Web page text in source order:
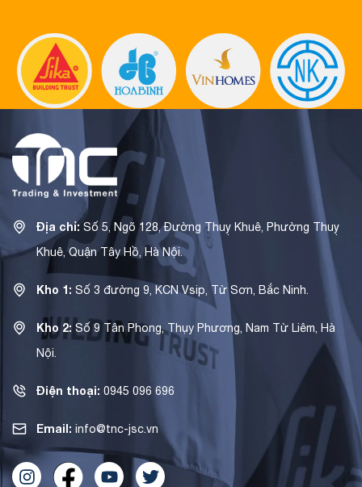
Địa chỉ: Số 5, Ngõ 128, Đường Thuỵ Khuê, Phường Thuỵ
Khuê, Quận Tây Hồ, Hà Nội.
Kho 1: Số 3 đường 9, KCN Vsip, Từ Sơn, Bắc Ninh.
Kho 2: Số 9 Tân Phong, Thụy Phương, Nam Từ Liêm, Hà
Nội.
Điện thoại: 0945 096 696
Email: info@tnc-jsc.vn